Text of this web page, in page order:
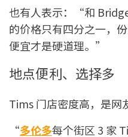
也有人表示：“和
的价格只有四分之一，
便宜才是硬道理。”
地点便利、选择多
Tims 门店密度高，是网
“多伦多每个街区 3 家